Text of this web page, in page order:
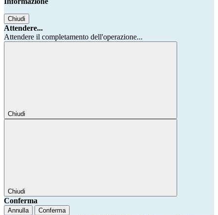
Chiudi
Attendere...
Attendere il completamento dell'operazione...
Chiudi
Chiudi
Conferma
Annulla Conferma